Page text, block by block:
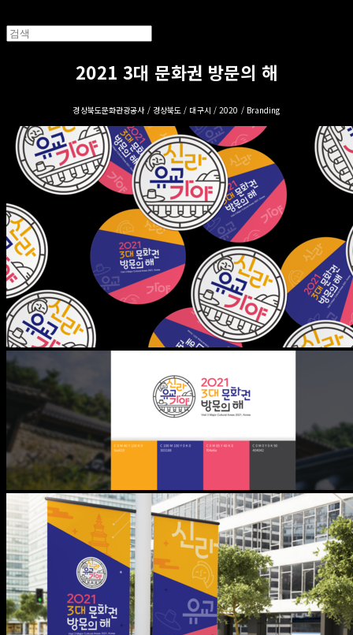
2021 3대 문화권 방문의 해
경상북도문화관광공사 / 경상북도 / 대구시 / 2020 / Branding